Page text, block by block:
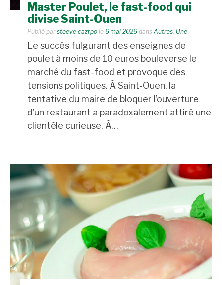
Master Poulet, le fast-food qui
divise Saint-Ouen
Publié par steeve cazrpo le 6 mai 2026 dans Autres, Une
Le succès fulgurant des enseignes de
poulet à moins de 10 euros bouleverse le
marché du fast-food et provoque des
tensions politiques. À Saint-Ouen, la
tentative du maire de bloquer l’ouverture
d’un restaurant a paradoxalement attiré une
clientèle curieuse. À…